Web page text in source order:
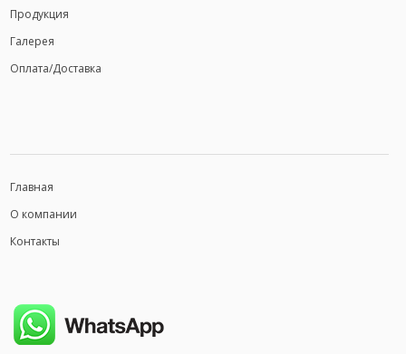
Продукция
Галерея
Оплата/Доставка
Главная
О компании
Контакты